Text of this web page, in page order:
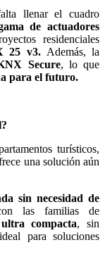
llenar el cuadro
de actuadores
residenciales
25 v3. Además, la
Secure, lo que
para el futuro.
turísticos,
una solución aún
sin necesidad de
las familias de
ultra compacta, sin
para soluciones